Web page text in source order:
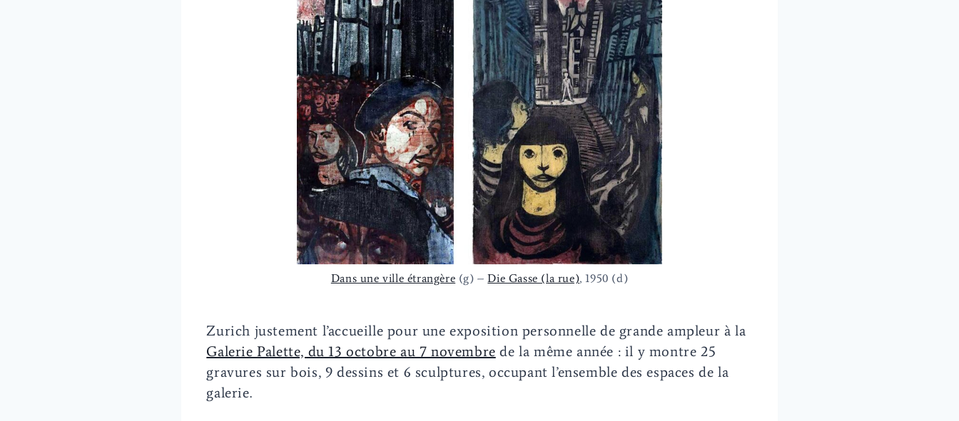
Dans une ville étrangère (g) –Die Gasse (la rue), 1950 (d)
Zurich justement l’accueille pour une exposition personnelle de grande ampleur à la
Galerie Palette, du 13 octobre au 7 novembre de la même année : il y montre 25
gravures sur bois, 9 dessins et 6 sculptures, occupant l’ensemble des espaces de la
galerie.